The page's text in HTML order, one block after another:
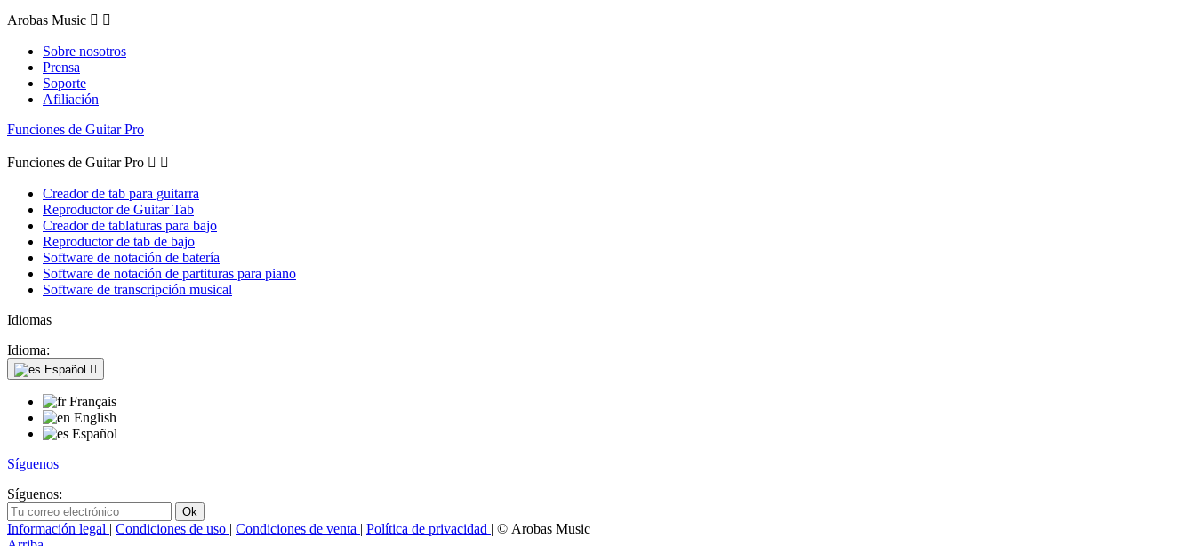
Arobas Music  
Sobre nosotros
Prensa
Soporte
Afiliación
Funciones de Guitar Pro
Funciones de Guitar Pro  
Creador de tab para guitarra
Reproductor de Guitar Tab
Creador de tablaturas para bajo
Reproductor de tab de bajo
Software de notación de batería
Software de notación de partituras para piano
Software de transcripción musical
Idiomas
Idioma:
Español 
Français
English
Español
Síguenos
Síguenos:
Información legal | Condiciones de uso | Condiciones de venta | Política de privacidad | © Arobas Music